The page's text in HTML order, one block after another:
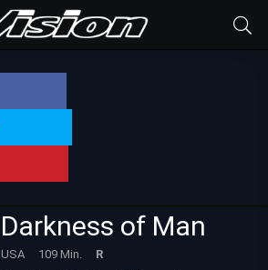
Darkness of Man
USA 109 Min. R